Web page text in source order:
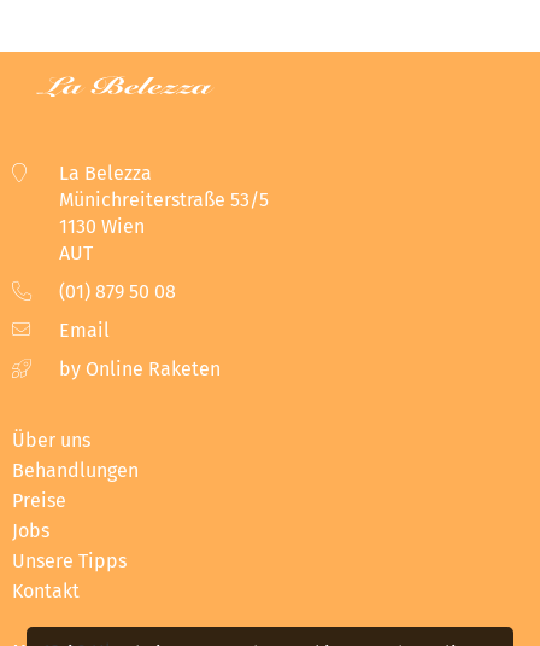
La Belezza
Münichreiterstraße 53/5
1130 Wien
AUT
(01) 879 50 08
Email
by Online Raketen
Über uns
Behandlungen
Preise
Jobs
Unsere Tipps
Kontakt